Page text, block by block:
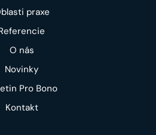
praxe
O nás
Novinky
Pro Bono
Kontakt